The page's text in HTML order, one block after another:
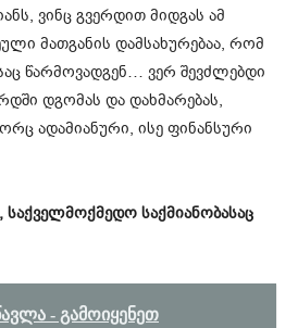
ვინც გვერდით მიდგას ამ
მათგანის დამსახურებაა, რომ
წარმოვადგენ… ვერ შევძლებდი
დგომას და დახმარებას,
ადამიანური, ისე ფინანსური
საქმიანობასაც
- გამოიყენეთ